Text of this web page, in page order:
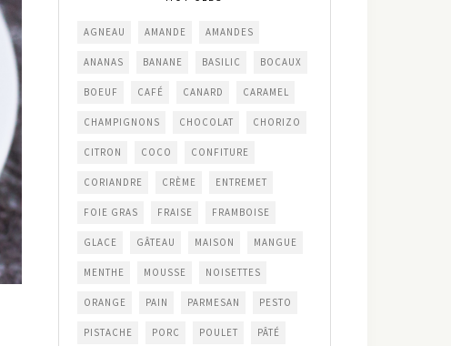
AGNEAU AMANDE AMANDES
ANANAS BANANE BASILIC BOCAUX
BOEUF CAFÉ CANARD CARAMEL
CHAMPIGNONS CHOCOLAT CHORIZO
CITRON COCO CONFITURE
CORIANDRE CRÈME ENTREMET
FOIE GRAS FRAISE FRAMBOISE
GLACE GÂTEAU MAISON MANGUE
MENTHE MOUSSE NOISETTES
ORANGE PAIN PARMESAN PESTO
PISTACHE PORC POULET PÂTÉ